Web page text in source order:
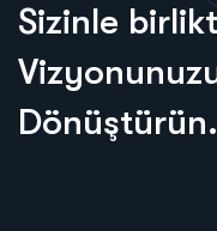
Sizinle birlikt
Vizyonunuz
Dönüştürün.